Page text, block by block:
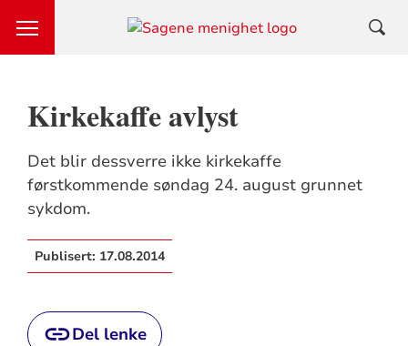
Kirkekaffe avlyst
Det blir dessverre ikke kirkekaffe
førstkommende søndag 24. august grunnet
sykdom.
Publisert: 17.08.2014
Del lenke